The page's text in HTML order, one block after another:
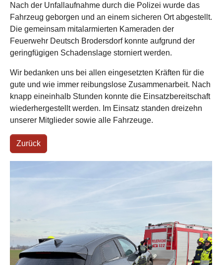
Nach der Unfallaufnahme durch die Polizei wurde das
Fahrzeug geborgen und an einem sicheren Ort abgestellt.
Die gemeinsam mitalarmierten Kameraden der
Feuerwehr Deutsch Brodersdorf konnte aufgrund der
geringfügigen Schadenslage storniert werden.
Wir bedanken uns bei allen eingesetzten Kräften für die
gute und wie immer reibungslose Zusammenarbeit. Nach
knapp eineinhalb Stunden konnte die Einsatzbereitschaft
wiederhergestellt werden. Im Einsatz standen dreizehn
unserer Mitglieder sowie alle Fahrzeuge.
Zurück